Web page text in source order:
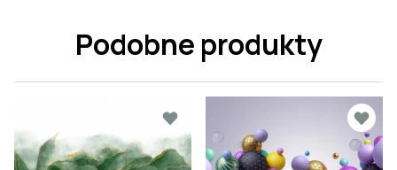
Podobne produkty